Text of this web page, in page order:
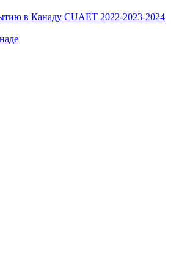
в Канаду CUAET 2022-2023-2024